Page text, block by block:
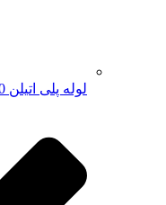
لوله پلی اتیلن 10 اینچ (250 میلیمتر)